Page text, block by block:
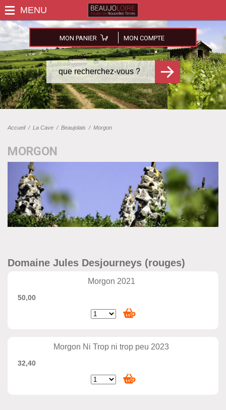
MON PANIER MON COMPTE
Accueil/ La Cave / Beaujolais / Morgon
MORGON
Domaine Jules Desjourneys (rouges)
Morgon 2021
50,00
Morgon Ni Trop ni trop peu 2023
32,40